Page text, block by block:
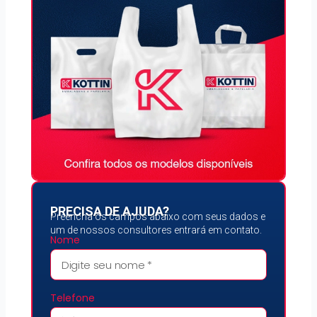
PRECISA DE AJUDA?
Preencha os campos abaixo com seus dados e
um de nossos consultores entrará em contato.
Nome
Telefone